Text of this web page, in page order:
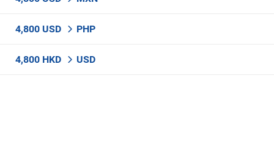
4,800 USD PHP
4,800 HKD USD